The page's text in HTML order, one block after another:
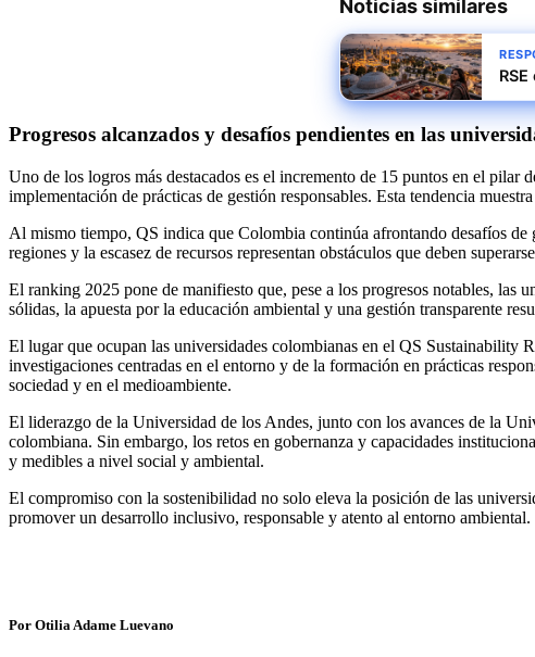
Noticias similares
Progresos alcanzados y desafíos pendientes en las
Uno de los logros más destacados es el incremento de 15 puntos en el
implementación de prácticas de gestión responsables. Esta tendencia
Al mismo tiempo, QS indica que Colombia continúa afrontando desafíos de
regiones y la escasez de recursos representan obstáculos que deben
El ranking 2025 pone de manifiesto que, pese a los progresos notables, las
sólidas, la apuesta por la educación ambiental y una gestión transparente
El lugar que ocupan las universidades colombianas en el QS
investigaciones centradas en el entorno y de la formación en prácticas
sociedad y en el medioambiente.
El liderazgo de la Universidad de los Andes, junto con los avances de la
colombiana. Sin embargo, los retos en gobernanza y capacidades
y medibles a nivel social y ambiental.
El compromiso con la sostenibilidad no solo eleva la posición de las
promover un desarrollo inclusivo, responsable y atento al entorno ambiental.
Por Otilia Adame Luevano